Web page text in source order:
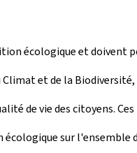
écologique et
et de la Biodiversité,
de vie des citoyens.
sur l'ensemble